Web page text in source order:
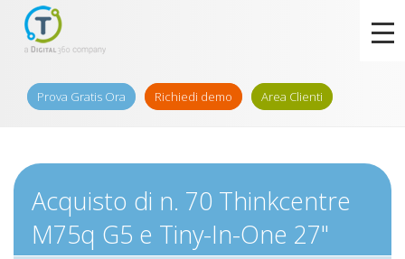
Prova Gratis Ora Richiedi demo Area Clienti
Acquisto di n. 70 Thinkcentre
M75q G5 e Tiny-In-One 27"